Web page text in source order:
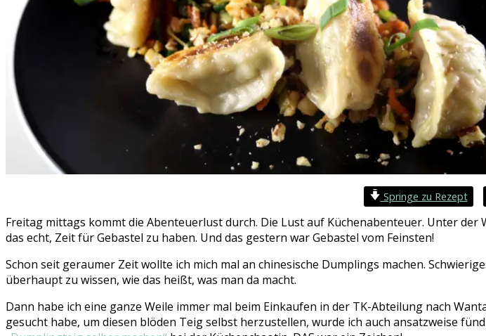
Springe zu Rezept
Freitag mittags kommt die Abenteuerlust durch. Die Lust auf Küchenabenteuer. Unter der
das echt, Zeit für Gebastel zu haben. Und das gestern war Gebastel vom Feinsten!
Schon seit geraumer Zeit wollte ich mich mal an chinesische Dumplings machen.
überhaupt zu wissen, wie das heißt, was man da macht.
Dann habe ich eine ganze Weile immer mal beim Einkaufen in der TK-Abteilung nach
gesucht habe, um diesen blöden Teig selbst herzustellen, wurde ich auch ansatzweise